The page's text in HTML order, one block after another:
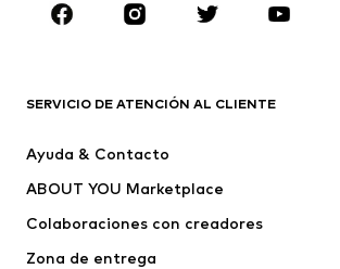
Zapatos
Deporte
Vestidos
Camisetas y tops
Chaquetas
Jerséis y punto
Ropa interior
SERVICIO DE ATENCIÓN AL CLIENTE
Ayuda & Contacto
ABOUT YOU Marketplace
Colaboraciones con creadores
Zona de entrega